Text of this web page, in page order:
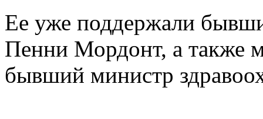
Ее уже поддержали
Пенни Мордонт, а также
бывший министр